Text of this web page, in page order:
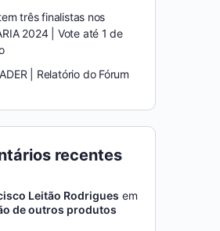
três finalistas nos
2024 | Vote até 1 de
| Relatório do Fórum
recentes
Leitão Rodrigues em
de outros produtos